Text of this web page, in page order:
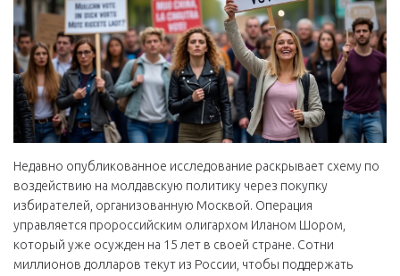
Недавно опубликованное исследование раскрывает схему по
воздействию на молдавскую политику через покупку
избирателей, организованную Москвой. Операция
управляется пророссийским олигархом Иланом Шором,
который уже осужден на 15 лет в своей стране. Сотни
миллионов долларов текут из России, чтобы поддержать